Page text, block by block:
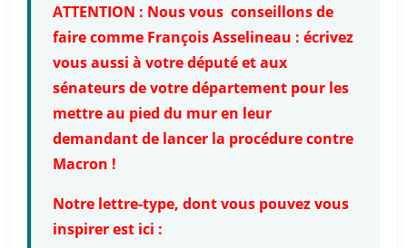
ATTENTION : Nous vous conseillons de
faire comme François Asselineau : écrivez
vous aussi à votre député et aux
sénateurs de votre département pour les
mettre au pied du mur en leur
demandant de lancer la procédure contre
Macron !
Notre lettre-type, dont vous pouvez vous
inspirer est ici :